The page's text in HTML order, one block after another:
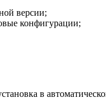
версии;
конфигурации;
в